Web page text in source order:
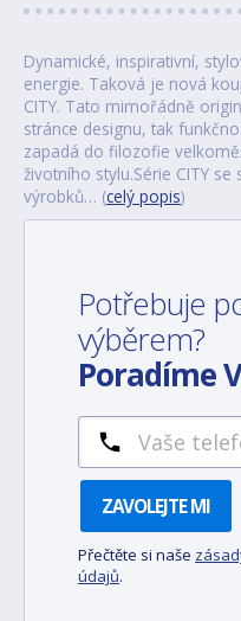
Dynamické, inspirativní,
energie. Taková je nová
CITY. Tato mimořádně
stránce designu, tak
zapadá do filozofie
životního stylu.Série CITY se
výrobků… (celý popis)
Potřebuje
výběrem?
Poradíme
ZAVOLEJTE MI
Přečtěte si naše
údajů.